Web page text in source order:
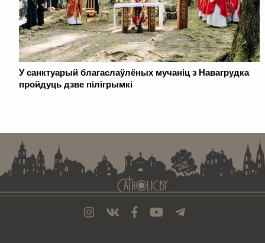
У санктуарый благаслаўлёных мучаніц з Навагрудка
пройдуць дзве пілігрымкі